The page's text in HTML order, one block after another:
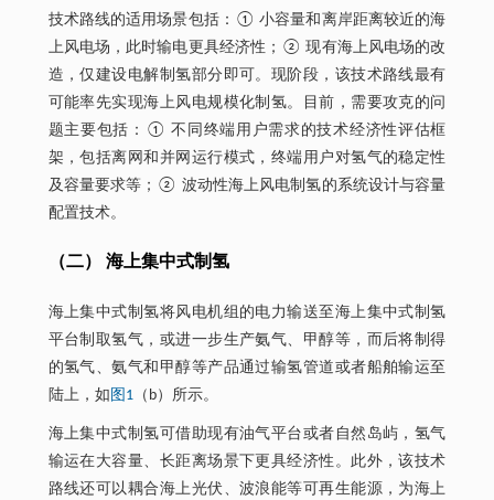
技术路线的适用场景包括：① 小容量和离岸距离较近的海
上风电场，此时输电更具经济性；② 现有海上风电场的改
造，仅建设电解制氢部分即可。现阶段，该技术路线最有
可能率先实现海上风电规模化制氢。目前，需要攻克的问
题主要包括：① 不同终端用户需求的技术经济性评估框
架，包括离网和并网运行模式，终端用户对氢气的稳定性
及容量要求等；② 波动性海上风电制氢的系统设计与容量
配置技术。
（二） 海上集中式制氢
海上集中式制氢将风电机组的电力输送至海上集中式制氢
平台制取氢气，或进一步生产氨气、甲醇等，而后将制得
的氢气、氨气和甲醇等产品通过输氢管道或者船舶输运至
陆上，如 图1（b）所示。
海上集中式制氢可借助现有油气平台或者自然岛屿，氢气
输运在大容量、长距离场景下更具经济性。此外，该技术
路线还可以耦合海上光伏、波浪能等可再生能源，为海上